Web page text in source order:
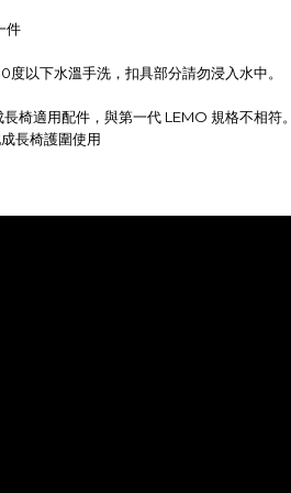
件
度以下水溫手洗，扣具部分請勿浸入水中。
椅適用配件，與第一代 LEMO 規格不相符
長椅護圍使用